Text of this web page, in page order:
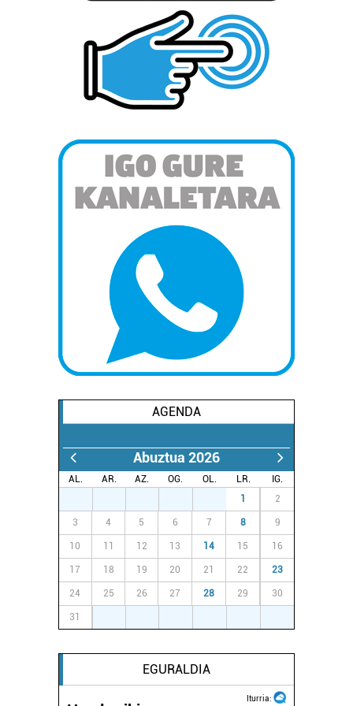
duten interes legitimoa eta horren aurka nola egin
Lortu zure datu pertsonalak prozesatzeko moduari
buruzko informazio gehiago eta ezarri zure lehentasunak
datuen atalean. Edozein unetan alda edo ken dezakezu
Webgune honek cookie propioak eta hirugarrenen cookie-
fitxategiak erabiltzen ditu. Zure esperientzia eta
zerbitzuak hobetzeko asmoz, cookie teknologiaz
baliatzen gara. Ohar hau onartuz gero, teknologia hori
erabiltzeko baimen esplizitua ematen diguzu.
AGENDA
Abuztua 2026
AL. AR. AZ. OG. OL. LR.
IG.
1 2
3 4 5 6 7 8 9
10 11 12 13 14 15 16
17 18 19 20 21 22 23
24 25 26 27 28 29 30
31
EGURALDIA
Iturria: